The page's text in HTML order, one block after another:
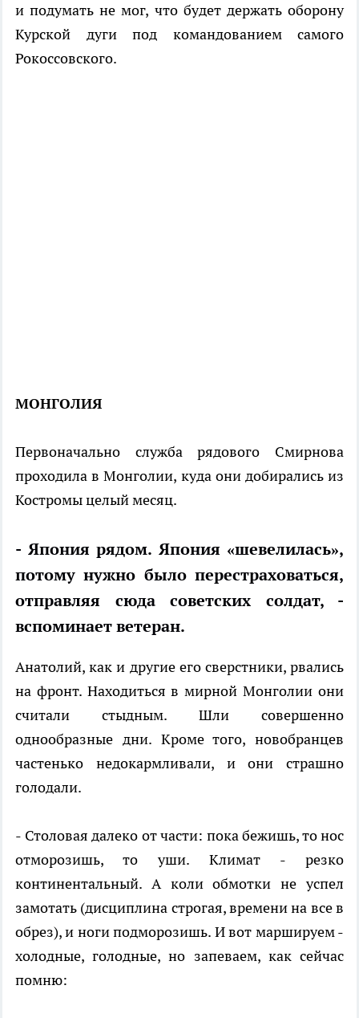
и подумать не мог, что будет держать оборону
Курской дуги под командованием самого
Рокоссовского.
МОНГОЛИЯ
Первоначально служба рядового Смирнова
проходила в Монголии, куда они добирались из
Костромы целый месяц.
- Япония рядом. Япония «шевелилась»,
потому нужно было перестраховаться,
отправляя сюда советских солдат, -
вспоминает ветеран.
Анатолий, как и другие его сверстники, рвались
на фронт. Находиться в мирной Монголии они
считали стыдным. Шли совершенно
однообразные дни. Кроме того, новобранцев
частенько недокармливали, и они страшно
голодали.
- Столовая далеко от части: пока бежишь, то нос
отморозишь, то уши. Климат - резко
континентальный. А коли обмотки не успел
замотать (дисциплина строгая, времени на все в
обрез), и ноги подморозишь. И вот маршируем -
холодные, голодные, но запеваем, как сейчас
помню: